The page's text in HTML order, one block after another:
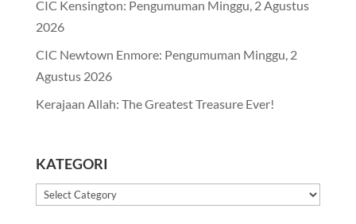
CIC Kensington: Pengumuman Minggu, 2 Agustus
2026
CIC Newtown Enmore: Pengumuman Minggu, 2
Agustus 2026
Kerajaan Allah: The Greatest Treasure Ever!
KATEGORI
Kategori